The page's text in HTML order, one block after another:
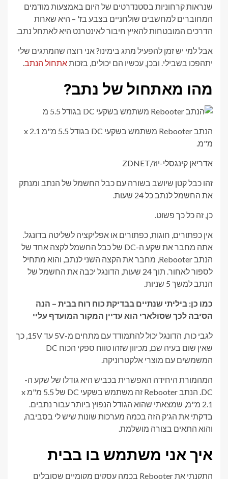
שנראות קרחוניות בסטנדרטים של היום באמצעות מודמים
המחוברים למחשבים שולחניים בצבע בז' – היא שאחת
הדרכים המובטחות להאיץ חיבור לאינטרנט היא לאתחל נתב.
אבל למי יש זמן להפעיל מתג בימינו? אני רוצה שהמתגים שלי
יתהפכו בשבילי. ובכן, עכשיו הם יכולים, בזכותאתחול הנתב.
מהו מאתחול של נתב?
הנתב Rebooter משתמש בשקעי DC בגודל 5.5 מ"מ x 2.1
מ"מ.
אדריאן קינגסלי-יוז/ZDNET
זהו כבל קטן שיושב בשורה עם כבל החשמל של הנתב ומנתק
את החשמל לנתב כל 24 שעות.
כן, זה כל כך פשוט.
אין כפתורים, חוגות, כפתורים או אפליקציה לשליטה בדונגל.
אתה מחבר את שקע ה-DC של כבל החשמל לקצה אחד של
הנתב Rebooter, מחבר את הקצה השני לנתב, והוא מתחיל
לספור לאחור. תוך 24 שעות, הדונגל יכבה את החשמל של
הנתב למשך 5 שניות.
כמו כן: ביליתי שנתיים בבדיקת כוח רוח בבית – הנה
הסיבה לכך שסולארי הוא עדיין המקור המועדף עליי
לגבי כוח, הדונגל יכול להתמודד עם מתחים מ-5V עד 15V, כך
שאין שום בעיה שם, מכיוון שזהו טווח ספקי הכוח DC
המשמשים עם מוצרי אלקטרוניקה.
המהמורת היחידה האפשרית בכביש היא גודלו של שקע ה-
DC. הנתב Rebooter זה משתמש בשקעי DC של 5.5 מ"מ x
2.1 מ"מ, שמצאתי שהוא הגודל הנפוץ ביותר עבור נתבים.
בדקתי את הג'ק הזה בכמה מערכות שונות שיש לי בסביבה,
והוא התאים בצורה מושלמת.
איך אני משתמש בו בבית
התקנתי את Rebooter בכמה עסקים מקומיים שסובלים